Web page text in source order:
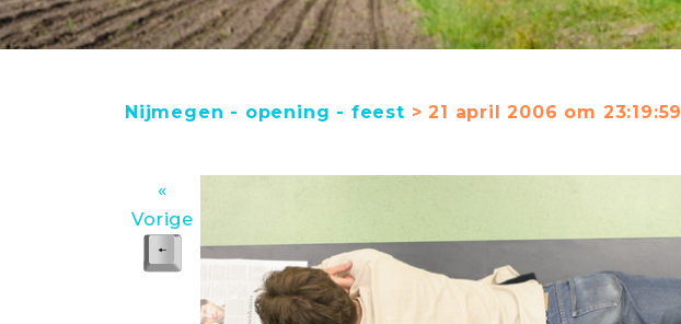
Nijmegen - opening - feest > 21 april 2006 om 23:19:59
«
Vorige